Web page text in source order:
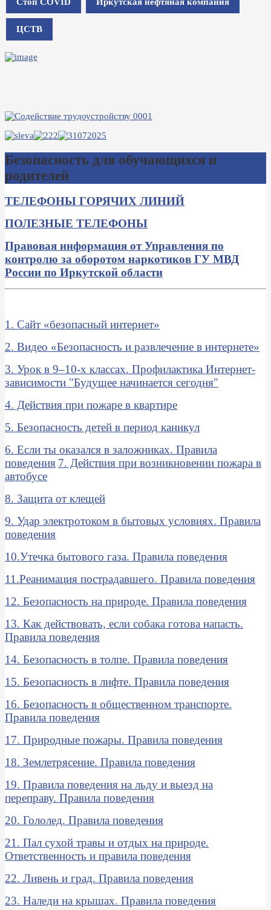
ЦСТВ
Безопасность для обучающихся и
родителей
ТЕЛЕФОНЫ ГОРЯЧИХ ЛИНИЙ
ПОЛЕЗНЫЕ ТЕЛЕФОНЫ
Правовая информация от Управления по
контролю за оборотом наркотиков ГУ МВД
России по Иркутской области
1. Сайт «безопасный интернет»
2. Видео «Безопасность и развлечение в интернете»
3. Урок в 9–10-х классах. Профилактика Интернет-
зависимости "Будущее начинается сегодня"
4. Действия при пожаре в квартире
5. Безопасность детей в период каникул
6. Если ты оказался в заложниках. Правила
поведения 7. Действия при возникновении пожара в
автобусе
8. Защита от клещей
9. Удар электротоком в бытовых условиях. Правила
поведения
10.Утечка бытового газа. Правила поведения
11.Реанимация пострадавшего. Правила поведения
12. Безопасность на природе. Правила поведения
13. Как действовать, если собака готова напасть.
Правила поведения
14. Безопасность в толпе. Правила поведения
15. Безопасность в лифте. Правила поведения
16. Безопасность в общественном транспорте.
Правила поведения
17. Природные пожары. Правила поведения
18. Землетрясение. Правила поведения
19. Правила поведения на льду и выезд на
переправу. Правила поведения
20. Гололед. Правила поведения
21. Пал сухой травы и отдых на природе.
Ответственность и правила поведения
22. Ливень и град. Правила поведения
23. Наледи на крышах. Правила поведения